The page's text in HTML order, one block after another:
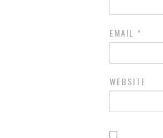
EMAIL *
WEBSITE